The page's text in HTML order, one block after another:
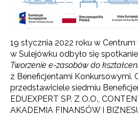
19 stycznia 2022 roku w
w Sulejówku odbyło się
Tworzenie e-zasobów do
z Beneficjentami Konkursowymi.
przedstawiciele siedmiu
EDUEXPERT SP. Z O.O.,
AKADEMIA FINANSÓW I